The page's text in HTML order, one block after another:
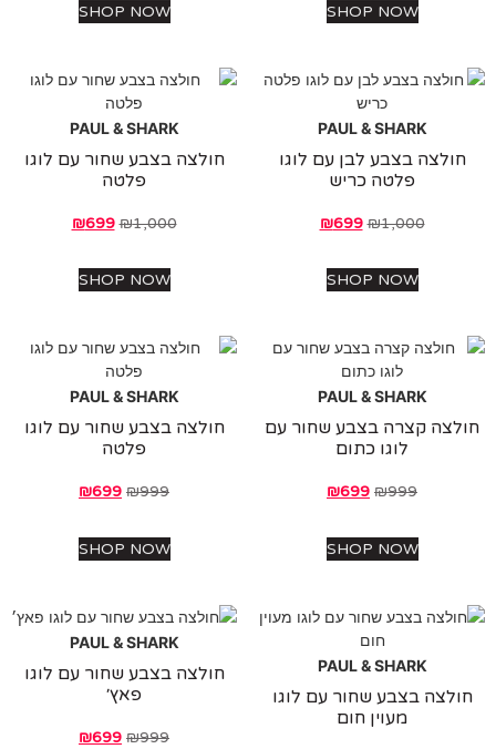
SHOP NOW
SHOP NOW
PAUL & SHARK
בצבע לבן עם לוגו
פלטה כריש
₪1,000
₪699
SHOP NOW
PAUL & SHARK
חולצה בצבע שחור עם לוגו
פלטה
₪1,000
₪699
SHOP NOW
PAUL & SHARK
קצרה בצבע שחור עם
לוגו כתום
₪
₪699
SHOP NOW
PAUL & SHARK
חולצה בצבע שחור עם לוגו
פלטה
₪
₪699
SHOP NOW
PAUL & SHARK
בצבע שחור עם לוגו
מעוין חום
PAUL & SHARK
חולצה בצבע שחור עם לוגו
₪
₪699